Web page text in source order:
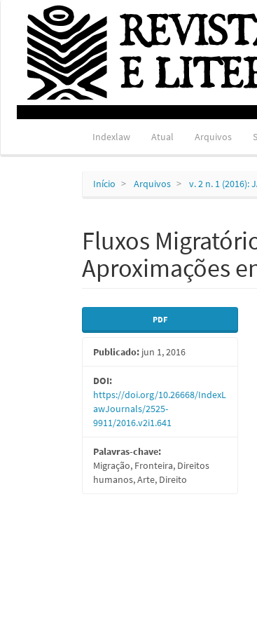
Navegação
Principal
Conteúdo
principal
Barra
Lateral
Indexlaw Atual Arquivos
Início Arquivos v. 2 n. 1 (2016):
Fluxos
Aproximações
Barra
lateral
de
artigos
PDF
Publicado: jun 1, 2016
DOI:
https://doi.org/10.26668/IndexL
awJournals/2525-
9911/2016.v2i1.641
Palavras-chave:
Migração, Fronteira, Direitos
humanos, Arte, Direito